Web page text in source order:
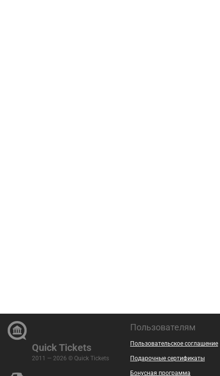
Quick Tickets
2011 — 2026 © Quick Tickets
Пользователям
Пользовательское соглашение
Подарочные сертификаты
Бонусная программа